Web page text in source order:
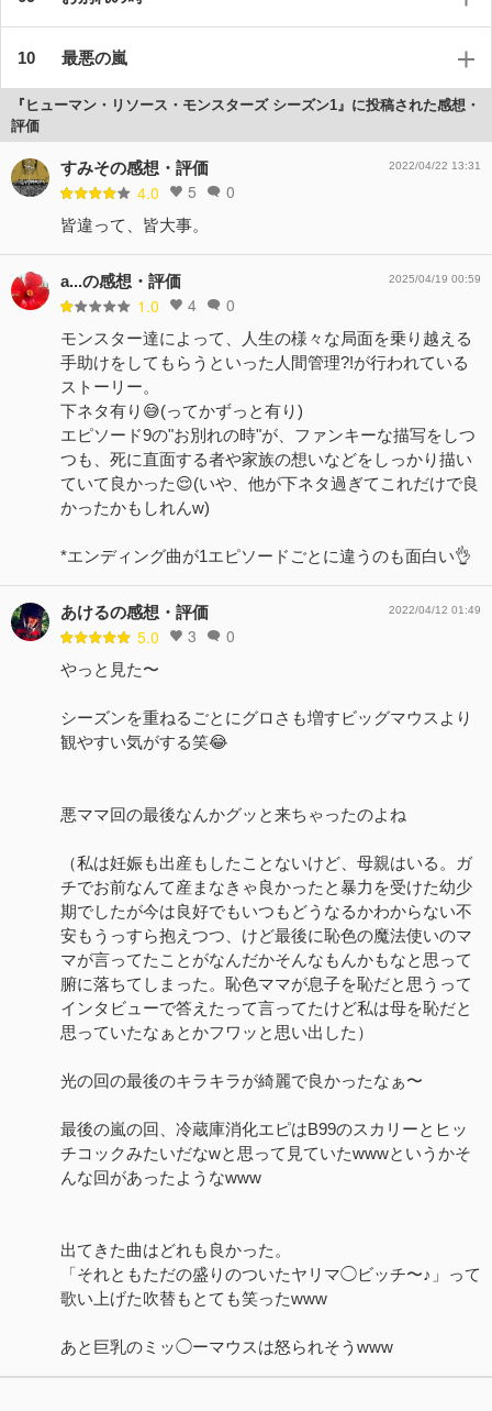
最悪の嵐
『ヒューマン・リソース・モンスターズ シーズン1』に投稿された感想・
評価
すみその感想・評価
4.0 5 0
2022/04/22 13:31
皆違って、皆大事。
a...の感想・評価
1.0 4 0
2025/04/19 00:59
モンスター達によって、人生の様々な局面を乗り越える
手助けをしてもらうといった人間管理?!が行われている
ストーリー。
下ネタ有り😅(ってかずっと有り)
エピソード9の"お別れの時"が、ファンキーな描写をしつ
つも、死に直面する者や家族の想いなどをしっかり描い
ていて良かった😌(いや、他が下ネタ過ぎてこれだけで良
かったかもしれんw)
*エンディング曲が1エピソードごとに違うのも面白い👌
あけるの感想・評価
5.0 3 0
2022/04/12 01:49
やっと見た〜
シーズンを重ねるごとにグロさも増すビッグマウスより
観やすい気がする笑😂
悪ママ回の最後なんかグッと来ちゃったのよね
（私は妊娠も出産もしたことないけど、母親はいる。ガ
チでお前なんて産まなきゃ良かったと暴力を受けた幼少
期でしたが今は良好でもいつもどうなるかわからない不
安もうっすら抱えつつ、けど最後に恥色の魔法使いのマ
マが言ってたことがなんだかそんなもんかもなと思って
腑に落ちてしまった。恥色ママが息子を恥だと思うって
インタビューで答えたって言ってたけど私は母を恥だと
思っていたなぁとかフワッと思い出した）
光の回の最後のキラキラが綺麗で良かったなぁ〜
最後の嵐の回、冷蔵庫消化エピはB99のスカリーとヒッ
チコックみたいだなwと思って見ていたwwwというかそ
んな回があったようなwww
出てきた曲はどれも良かった。
「それともただの盛りのついたヤリマ◯ビッチ〜♪」って
歌い上げた吹替もとても笑ったwww
あと巨乳のミッ◯ーマウスは怒られそうwww